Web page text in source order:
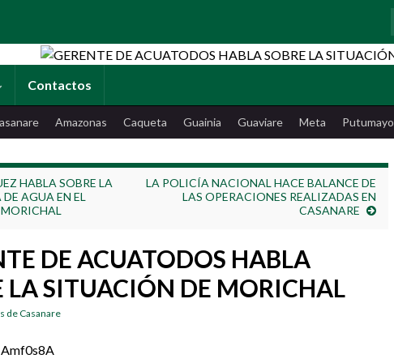
Contactos
Amazonas Caqueta Guainia Guaviare Meta Putumayo
HABLA SOBRE LA
AGUA EN EL
LA POLICÍA NACIONAL HACE BALANCE DE
LAS OPERACIONES REALIZADAS EN
CASANARE
DE ACUATODOS HABLA
LA SITUACIÓN DE MORICHAL
de Casanare